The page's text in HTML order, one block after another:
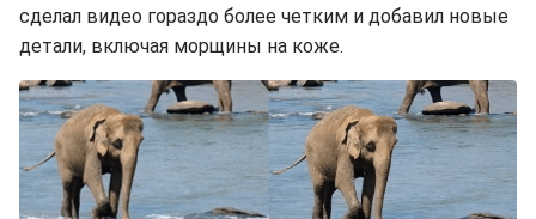
сделал видео гораздо более четким и добавил новые
детали, включая морщины на коже.